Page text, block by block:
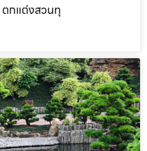
กแต่งสวนทุ